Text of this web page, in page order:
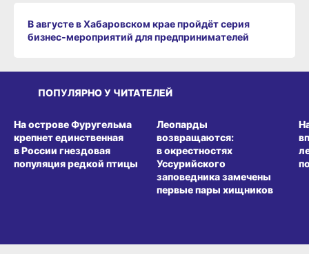
В августе в Хабаровском крае пройдёт серия
бизнес‑мероприятий для предпринимателей
ПОПУЛЯРНО У ЧИТАТЕЛЕЙ
На острове Фуругельма
крепнет единственная
в России гнездовая
популяция редкой птицы
Леопарды
возвращаются:
в окрестностях
Уссурийского
заповедника замечены
первые пары хищников